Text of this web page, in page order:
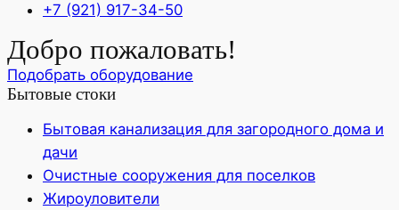
+7 (921) 917-34-50
Добро пожаловать!
Подобрать оборудование
Бытовые стоки
Бытовая канализация для загородного дома и
дачи
Очистные сооружения для поселков
Жироуловители